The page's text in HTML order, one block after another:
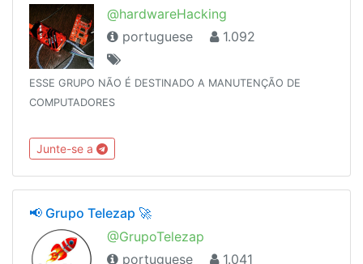
@hardwareHacking
portuguese
1.092
ESSE GRUPO NÃO É DESTINADO A MANUTENÇÃO DE
COMPUTADORES
Junte-se a
📢 Grupo Telezap 🚀
@GrupoTelezap
portuguese
1.041